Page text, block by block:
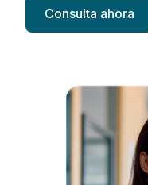
Consulta ahora